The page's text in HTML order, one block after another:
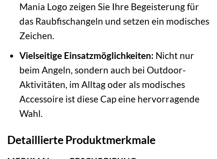
Mania Logo zeigen Sie Ihre Begeisterung für
das Raubfischangeln und setzen ein modisches
Zeichen.
Vielseitige Einsatzmöglichkeiten: Nicht nur
beim Angeln, sondern auch bei Outdoor-
Aktivitäten, im Alltag oder als modisches
Accessoire ist diese Cap eine hervorragende
Wahl.
Detaillierte Produktmerkmale